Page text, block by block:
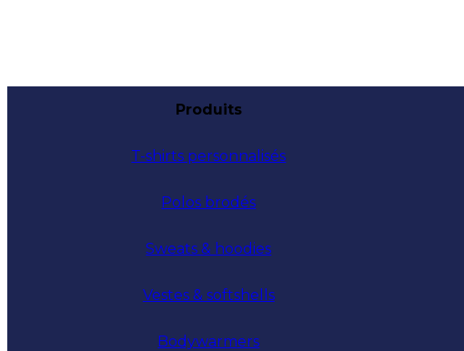
Produits
T-shirts personnalisés
Polos brodés
Sweats & hoodies
Vestes & softshells
Bodywarmers